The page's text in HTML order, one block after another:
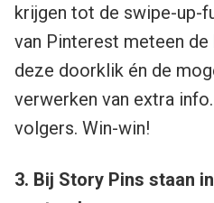
krijgen tot de swipe-up-
van Pinterest meteen
deze doorklik én de
verwerken van extra
volgers. Win-win!
3. Bij Story Pins staan